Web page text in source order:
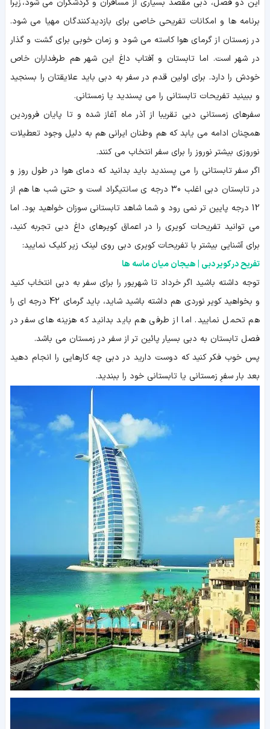
این دو فصل، دبی مقصد بسیاری از مسافران و گردشگران می شود، زیرا
برنامه ها و امکانات تفریحی خاصی برای بازدیدکنندگان مهیا می شود.
در زمستان از گرمای هوا کاسته می شود و زمان خوبی برای گشت و گذار
در شهر است. اما تابستان و آفتاب داغ این شهر هم طرفداران خاص
خودش را دارد. برای اولین قدم در سفر به دبی باید علایقتان را بسنجید
و ببینید تفریحات تابستانی را می پسندید یا زمستانی.
سفرهای زمستانی دبی تقریبا از آذر ماه آغاز شده و تا پایان فروردین
همچنان ادامه می یابد که هم وطنان ایرانی هم به دلیل وجود تعطیلات
نوروزی بیشتر نوروز را برای سفر انتخاب می کنند.
اگر سفر تابستانی را می پسندید باید بدانید که دمای هوا در طول روز و
در تابستان دبی اغلب 30 درجه ی سانتیگراد است و حتی شب ها هم از
12 درجه پایین تر نمی رود و شما شاهد تابستانی سوزان خواهید بود. اما
می توانید تفریحات کویری را در اعماق کویرهای داغ دبی تجربه کنید،
برای آشنایی بیشتر با تفریحات کویری دبی روی لینک زیر کلیک نمایید:
تفریح در کویر دبی | هیجان میان ماسه ها
توجه داشته باشید اگر خرداد تا شهریور را برای سفر به دبی انتخاب کنید
و بخواهید کویر نوردی هم داشته باشید شاید، باید گرمای 42 درجه ای را
هم تحمل نمایید. اما از طرفی هم باید بدانید که هزینه های سفر در
فصل تابستان به دبی بسیار پائین تر از سفر در زمستان می باشد.
پس خوب فکر کنید که دوست دارید در دبی چه کارهایی را انجام دهید
بعد بار سفرِ زمستانی یا تابستانی خود را ببندید.